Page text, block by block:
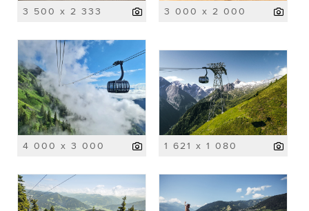
3 500 x 2 333 3 000 x 2 000
4 000 x 3 000 1 621 x 1 080